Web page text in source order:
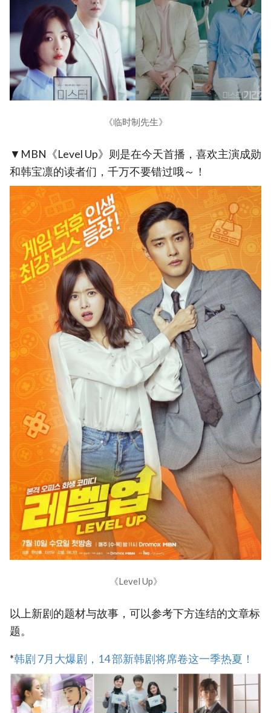
《临时制先生》
▼MBN《Level Up》则是在今天首播，喜欢主演成勋
和韩宝凛的读者们，千万不要错过哦～！
《Level Up》
以上新剧的题材与故事，可以参考下方连结的文章标
题。
*韩剧 7月大爆剧，14 部新韩剧将席卷这一季热夏！